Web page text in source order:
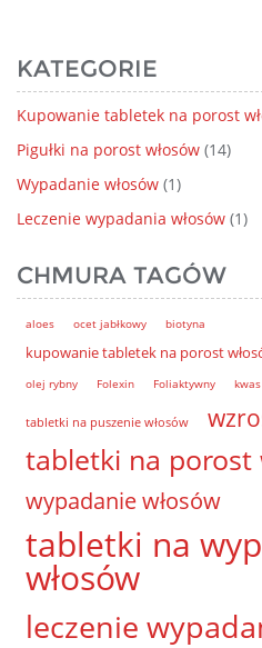
KATEGORIE
Kupowanie tabletek na porost
Pigułki na porost włosów (14)
Wypadanie włosów (1)
Leczenie wypadania włosów (1)
CHMURA TAGÓW
aloes ocet jabłkowy biotyna
kupowanie tabletek na porost
olej rybny
Folexin Foliaktywny
tabletki na puszenie włosów
tabletki na porost
wypadanie włosów
tabletki na
włosów
leczenie